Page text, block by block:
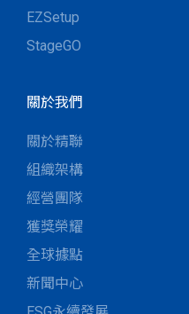
EZSetup
StageGO
關於我們
關於精聯
組織架構
經營團隊
獲獎榮耀
全球據點
新聞中心